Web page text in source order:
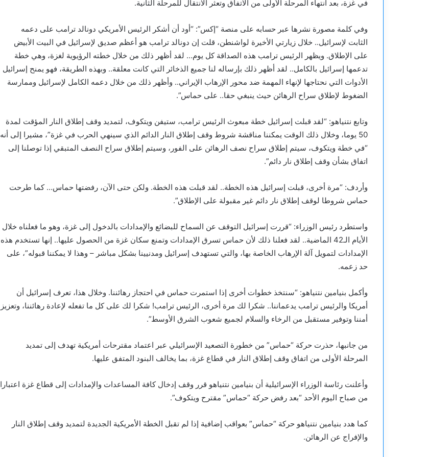
في غزة، بعد انتهاء المرحلة الأولى من الاتفاق وتعثر الانتقال للمرحلة الثانية.
وفي كلمة مصورة نشرها عبر حسابه على منصة “إكس”: “أود أن أشكر الرئيس الأمريكي دونالد ترامب على دعمه
الثابت لإسرائيل.. خلال زيارتي الأخيرة لواشنطن، قلت إن دونالد ترامب هو أعظم صديق لإسرائيل في البيت الأبيض
على الإطلاق. ويظهر الرئيس ترامب هذه الصداقة كل يوم… لقد أظهر ذلك من خلال خطته الرؤيوية لغزة، وهي خطة
تدعمها إسرائيل بالكامل.. لقد أظهر ذلك بإرساله لنا جميع الذخائر التي كانت معلقة.. وبهذه الطريقة، فهو يمنح إسرائيل
الأدوات التي نحتاجها لإنهاء المهمة ضد محور الإرهاب الإيراني.. وأظهر ذلك من خلال دعمه الكامل لإسرائيل وممارسة
الضغوط لإطلاق سراح الرهائن حيث ينبغي حقا.. على حماس”.
وتابع نتنياهو: “لقد قبلت إسرائيل خطة مبعوث الرئيس ترامب، ستيفن ويتكوف، لتمديد وقف إطلاق النار المؤقت لمدة
50 يوما، وخلال ذلك الوقت يمكننا مناقشة شروط وقف إطلاق النار الدائم الذي سينهي الحرب في غزة”، مشيرا إلى أنه
“في خطة ويتكوف، سيتم إطلاق سراح نصف الرهائن على الفور، وسيتم إطلاق سراح النصف المتبقي إذا توصلنا إلى
اتفاق بشأن وقف إطلاق نار دائم”.
وأردف: “مرة أخرى، قبلت إسرائيل هذه الخطة.. لقد قبلت هذه الخطة. ولكن حتى الآن، رفضتها حماس… كما طرحت
حماس شروطا لوقف إطلاق نار دائم غير مقبولة على الإطلاق”.
واستطرد رئيس الوزراء: “قررت إسرائيل التوقف عن السماح للبضائع والإمدادات بالدخول إلى غزة، وهو ما فعلناه خلال
الأيام الـ42 الماضية.. لقد فعلنا ذلك لأن حماس تسرق الإمدادات وتمنع سكان غزة من الحصول عليها.. إنها تستخدم هذه
الإمدادات لتمويل آلة الإرهاب الخاصة بها، والتي تستهدف إسرائيل ومدنيينا بشكل مباشر – وهذا لا يمكننا قبوله”، على
حد زعمه.
وأكمل بنيامين نتنياهو: “سنتخذ خطوات أخرى إذا استمرت حماس في احتجاز رهائننا. وخلال هذا، تعرف إسرائيل أن
أمريكا والرئيس ترامب يدعماننا.. شكرا لك مرة أخرى، الرئيس ترامب! شكرا لك على كل ما تفعله لإعادة رهائننا، وتعزيز
أمننا وتوفير مستقبل من الرخاء والسلام لجميع شعوب الشرق الأوسط”.
من جانبها، حذرت حركة “حماس” من خطورة التصعيد الإسرائيلي عبر اعتماد مقترحات أمريكية تهدف إلى تمديد
المرحلة الأولى من اتفاق وقف إطلاق النار في قطاع غزة، بما يخالف البنود المتفق عليها.
وأعلنت رئاسة الوزراء الإسرائيلية أن بنيامين نتنياهو قرر وقف إدخال كافة المساعدات والإمدادات إلى قطاع غزة اعتبارا
من صباح اليوم الأحد “بعد رفض حركة “حماس” مقترح ويتكوف”.
كما هدد بنيامين نتنياهو حركة “حماس” بعواقب إضافية إذا لم تقبل الخطة الأمريكية الجديدة لتمديد وقف إطلاق النار
والإفراج عن الرهائن.